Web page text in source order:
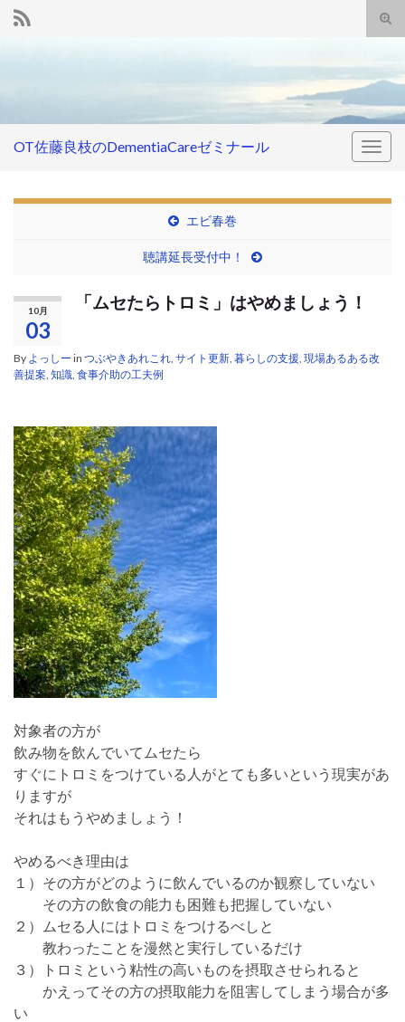
OT佐藤良枝のDementiaCareゼミナール
エビ春巻
聴講延長受付中！
10月
03
「ムセたらトロミ」はやめましょう！
By よっしー in つぶやきあれこれ サイト更新 暮らしの支援 現場あるある改
善提案 知識 食事介助の工夫例
対象者の方が
飲み物を飲んでいてムセたら
すぐにトロミをつけている人がとても多いという現実があ
りますが
それはもうやめましょう！
やめるべき理由は
１）その方がどのように飲んでいるのか観察していない
その方の飲食の能力も困難も把握していない
２）ムセる人にはトロミをつけるべしと
教わったことを漫然と実行しているだけ
３）トロミという粘性の高いものを摂取させられると
かえってその方の摂取能力を阻害してしまう場合が多
い